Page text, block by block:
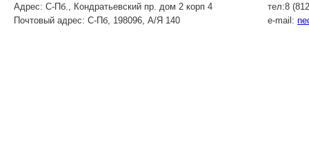
Адрес: С-Пб., Кондратьевский пр. дом 2 корп 4
Почтовый адрес: С-Пб, 198096, А/Я 140
тел:8
e-mail: